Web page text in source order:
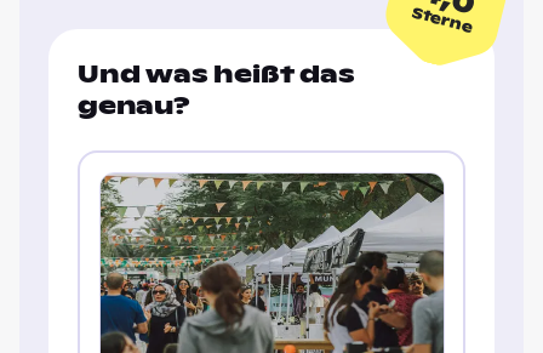
Sterne
Und was heißt das
genau?